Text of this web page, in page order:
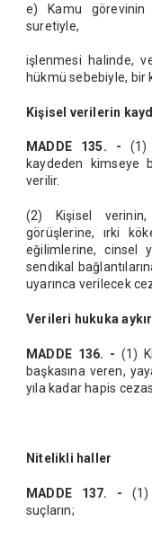
e) Kamu görevinin
suretiyle,
işlenmesi halinde,
hükmü sebebiyle, bir
Kişisel verilerin
MADDE 135. - (1)
kaydeden kimseye
verilir.
(2) Kişisel
görüşlerine, ırki
eğilimlerine, cinsel
sendikal
uyarınca verilecek
Verileri hukuka
MADDE 136. - (1)
başkasına veren,
yıla kadar hapis
Nitelikli haller
MADDE 137. - (1)
suçların;